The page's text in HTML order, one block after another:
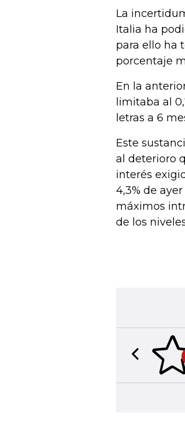
La
Italia ha
para ello ha
porcentaje
En la
limitaba al
letras a 6
Este
al deterioro
interés
4,3% de
máximos
de los
Previous